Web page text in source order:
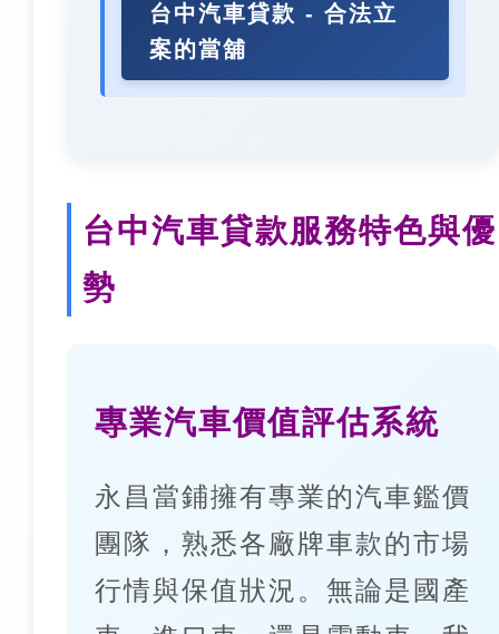
台中汽車貸款 - 合法立
案的當舖
台中汽車貸款服務特色與優
勢
專業汽車價值評估系統
永昌當鋪擁有專業的汽車鑑價
團隊，熟悉各廠牌車款的市場
行情與保值狀況。無論是國產